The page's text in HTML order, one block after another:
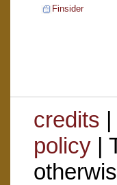
Finsider
credits |
policy|